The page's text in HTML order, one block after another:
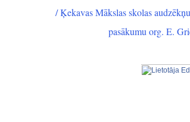
/ Ķekavas Mākslas skolas
pasākumu org. E.